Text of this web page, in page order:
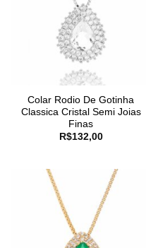
Colar Rodio De Gotinha
Classica Cristal Semi Joias
Finas
R$132,00